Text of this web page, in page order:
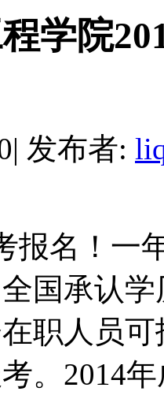
学院
| 发布者:
报名！一
国承认
职人员
。2014